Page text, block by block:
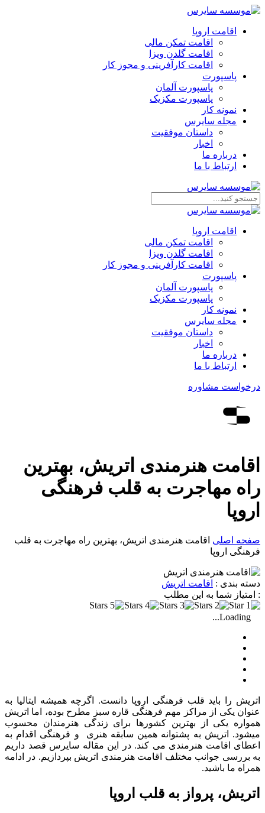
اقامت اروپا
اقامت تمکن مالی
اقامت گلدن ویزا
اقامت کارآفرینی و مجوز کار
پاسپورت
پاسپورت آلمان
پاسپورت مکزیک
نمونه کار
مجله سایرس
داستان موفقیت
اخبار
درباره ما
ارتباط‌ با‌ ما
اقامت اروپا
اقامت تمکن مالی
اقامت گلدن ویزا
اقامت کارآفرینی و مجوز کار
پاسپورت
پاسپورت آلمان
پاسپورت مکزیک
نمونه کار
مجله سایرس
داستان موفقیت
اخبار
درباره ما
ارتباط‌ با‌ ما
درخواست مشاوره
اقامت هنرمندی اتریش، بهترین
راه مهاجرت به قلب فرهنگی
اروپا
صفحه اصلی اقامت هنرمندی اتریش، بهترین راه مهاجرت به قلب
فرهنگی اروپا
دسته بندی : اقامت اتریش
: امتیاز شما به این مطلب
Loading...
اتریش را باید قلب فرهنگی اروپا دانست. اگرچه همیشه ایتالیا به
عنوان یکی از مراکز مهم فرهنگی قاره سبز مطرح بوده، اما اتریش
همواره یکی از بهترین کشورها برای زندگی هنرمندان محسوب
میشود. اتریش به پشتوانه همین سابقه هنری و فرهنگی اقدام به
اعطای اقامت هنرمندی می کند. در این مقاله سایرس قصد داریم
به بررسی جوانب مختلف اقامت هنرمندی اتریش بپردازیم. در ادامه
همراه ما باشید.
اتریش، پرواز به قلب اروپا